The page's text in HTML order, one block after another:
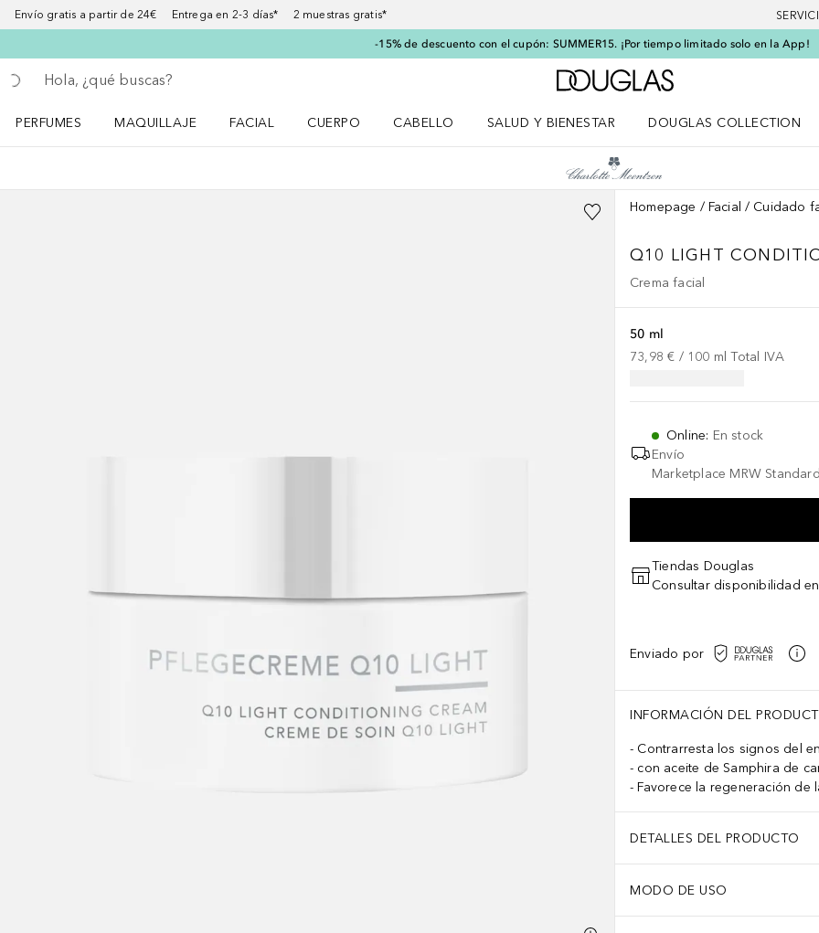
Envío gratis a partir de 24€ Entrega en 2-3 días* 2 muestras gratis*
-15% de descuento con el cupón: SUMMER15. ¡Por tiempo limitado solo en la App!
Regresar
Ejecutar búsqueda
A Douglas Home
PERFUMES
MAQUILLAJE
FACIAL
CUERPO
CABELLO
SALUD Y BIENESTAR
DOUGLAS COLLECTION
Homepage Facial Cuidado
Q10 LIGHT
Crema facial
50 ml
73,98 € / 100 ml Total IVA
Online: En stock
Envío
Marketplace MRW
Tiendas Douglas
Consultar disponibilidad
Enviado por
INFORMACIÓN DEL
Contrarresta los signos del
con aceite de Samphira de
Favorece la regeneración de
DETALLES DEL PRODUCTO
MODO DE USO